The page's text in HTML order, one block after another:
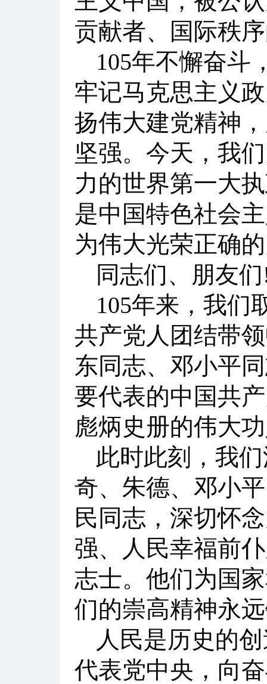
贡献者、国际秩
105年不懈奋斗
牢记马克思主义
扬伟大建党精神
坚强。今天，我
力的世界第一大
是中国特色社会
为伟大光荣正确
同志们、朋友
105年来，我们
共产党人团结带
东同志、邓小平
要代表的中国共
彪炳史册的伟大
此时此刻，我
奇、朱德、邓小
民同志，深切怀
强、人民幸福前
志士。他们为国
们的崇高精神永
人民是历史的
代表党中央，向